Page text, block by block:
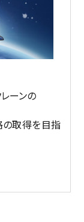
ーンの
取得を目指